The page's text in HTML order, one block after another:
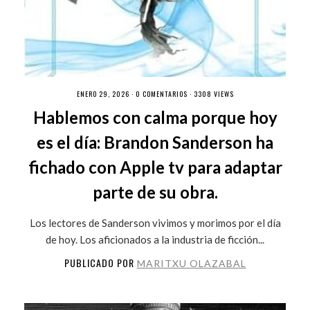
ENERO 29, 2026 · 0 COMENTARIOS · 3308 VIEWS
Hablemos con calma porque hoy
es el día: Brandon Sanderson ha
fichado con Apple tv para adaptar
parte de su obra.
Los lectores de Sanderson vivimos y morimos por el día
de hoy. Los aficionados a la industria de ficción...
PUBLICADO POR MARITXU OLAZABAL